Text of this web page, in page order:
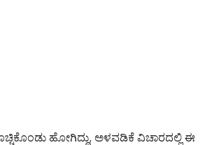
ಹೋಗಿದ್ದು, ಅಳವಡಿಕೆ ವಿಚಾರದಲ್ಲಿ ಈ